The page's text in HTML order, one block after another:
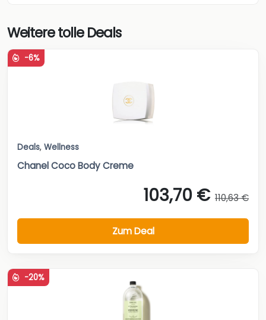
Weitere tolle Deals
-6%
Deals, Wellness
Chanel Coco Body Creme
103,70 € 110,63 €
Zum Deal
-20%